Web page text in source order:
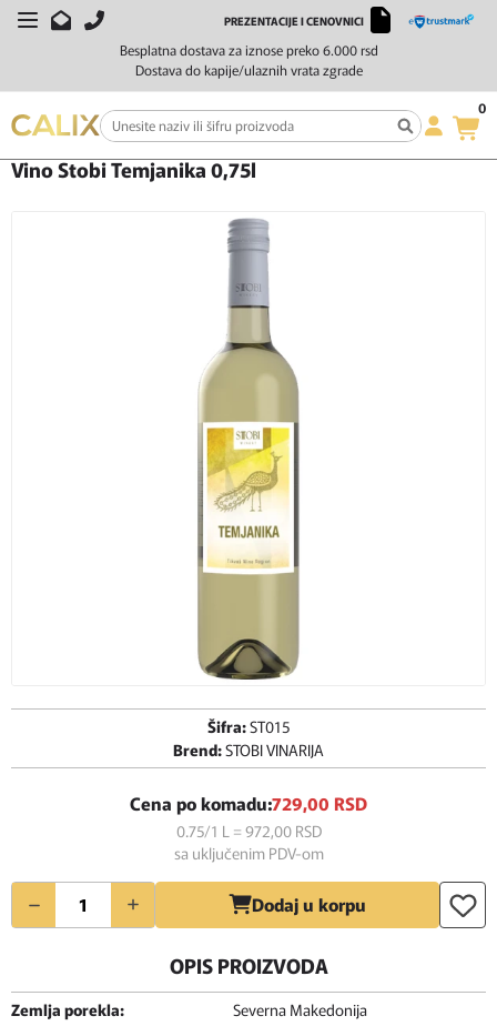
Besplatna dostava za iznose preko 6.000 rsd
Dostava do kapije/ulaznih vrata zgrade
PREZENTACIJE I CENOVNICI
0
Početna Vino Belo vino Vino Stobi Temjanika 0,75l
Vino Stobi Temjanika 0,75l
Šifra:ST015
Brend:STOBI VINARIJA
Cena po komadu:729,00 RSD
0.75/1 L = 972,00 RSD
sa uključenim PDV-om
Količina Dodaj u korpu
OPIS PROIZVODA
Zemlja porekla:
Severna Makedonija